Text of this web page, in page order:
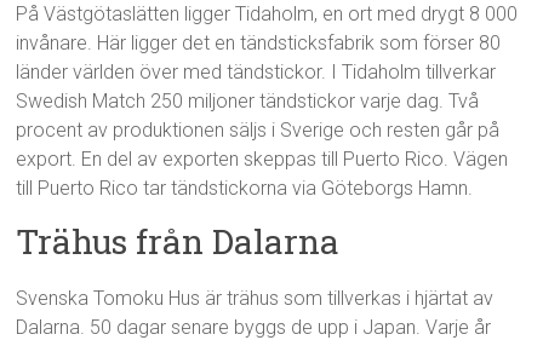
På Västgötaslätten ligger Tidaholm, en ort med drygt 8 000
invånare. Här ligger det en tändsticksfabrik som förser 80
länder världen över med tändstickor. I Tidaholm tillverkar
Swedish Match 250 miljoner tändstickor varje dag. Två
procent av produktionen säljs i Sverige och resten går på
export. En del av exporten skeppas till Puerto Rico. Vägen
till Puerto Rico tar tändstickorna via Göteborgs Hamn.
Trähus från Dalarna
Svenska Tomoku Hus är trähus som tillverkas i hjärtat av
Dalarna. 50 dagar senare byggs de upp i Japan. Varje år